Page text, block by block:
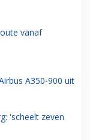
vanaf
A350-900 uit
'scheelt zeven